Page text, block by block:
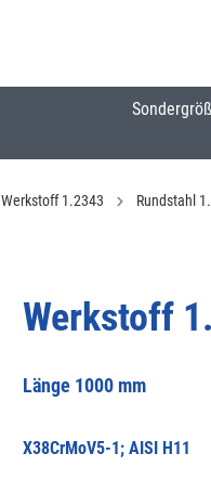
Werkstoff 1.2343 Rundstahl
Werkstoff
Länge 1000 mm
X38CrMoV5-1; AISI H11